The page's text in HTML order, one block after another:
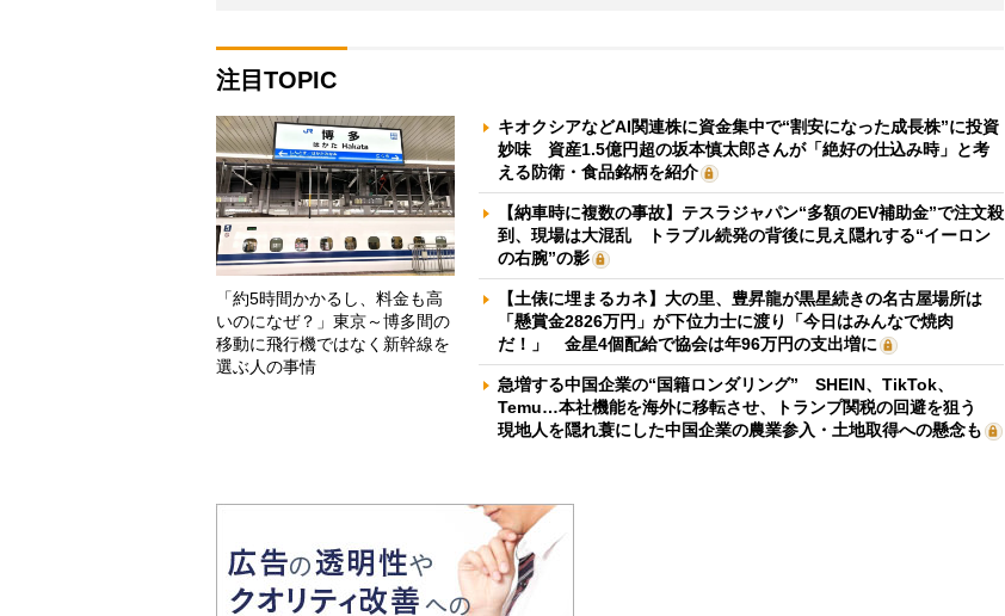
注目TOPIC
「約5時間かかるし、料金も高
いのになぜ？」東京～博多間の
移動に飛行機ではなく新幹線を
選ぶ人の事情
キオクシアなどAI関連株に資金集中で“割安になった成長株”に投資
妙味 資産1.5億円超の坂本慎太郎さんが「絶好の仕込み時」と考
える防衛・食品銘柄を紹介
【納車時に複数の事故】テスラジャパン“多額のEV補助金”で注文殺
到、現場は大混乱 トラブル続発の背後に見え隠れする“イーロン
の右腕”の影
【土俵に埋まるカネ】大の里、豊昇龍が黒星続きの名古屋場所は
「懸賞金2826万円」が下位力士に渡り「今日はみんなで焼肉
だ！」 金星4個配給で協会は年96万円の支出増に
急増する中国企業の“国籍ロンダリング” SHEIN、TikTok、
Temu…本社機能を海外に移転させ、トランプ関税の回避を狙う
現地人を隠れ蓑にした中国企業の農業参入・土地取得への懸念も